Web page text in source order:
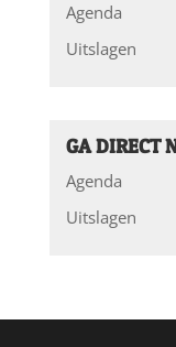
Agenda
Uitslagen
GA DIRECT
Agenda
Uitslagen